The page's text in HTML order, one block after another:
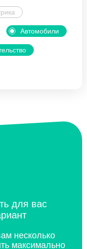
Автомобили
для вас
несколько
максимально